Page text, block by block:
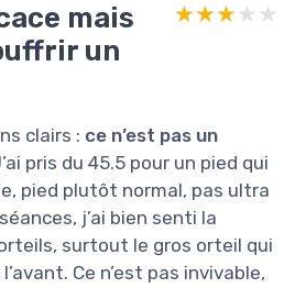
mais
un
★★★★★
★★★★★
clairs : ce n’est pas un
pris du 45.5 pour un pied qui
pied plutôt normal, pas ultra
j’ai bien senti la
surtout le gros orteil qui
Ce n’est pas invivable,